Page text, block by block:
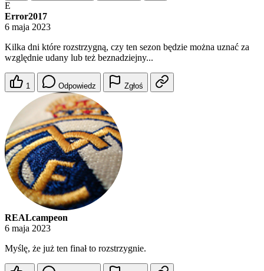
E
Error2017
6 maja 2023
Kilka dni które rozstrzygną, czy ten sezon będzie można uznać za
względnie udany lub też beznadziejny...
1 Odpowiedz Zgłoś
REALcampeon
6 maja 2023
Myślę, że już ten finał to rozstrzygnie.